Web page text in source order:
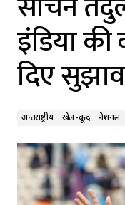
इंडिया
दिए सुझाव
अन्तर्राष्ट्रीय खेल-कूद नेशनल